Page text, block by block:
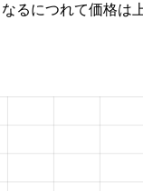
るにつれて価格は